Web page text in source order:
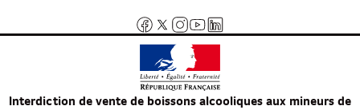
Interdiction de vente de boissons alcooliques aux mineurs de